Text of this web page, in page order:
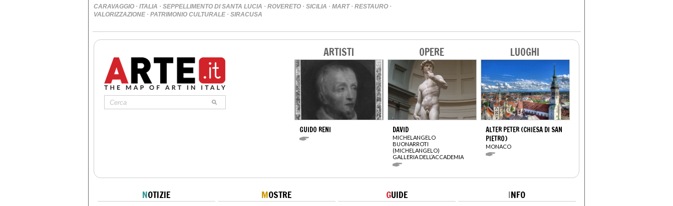
CARAVAGGIO · ITALIA · SEPPELLIMENTO DI SANTA LUCIA · ROVERETO · SICILIA · MART· RESTAURO ·
VALORIZZAZIONE · PATRIMONIO CULTURALE · SIRACUSA
ARTISTI
GUIDO RENI
OPERE
DAVID
MICHELANGELO
BUONARROTI
(MICHELANGELO)
GALLERIA DELL’ACCADEMIA
LUOGHI
ALTER PETER (CHIESA DI SAN
PIETRO)
MONACO
NOTIZIE MOSTRE GUIDE INFO